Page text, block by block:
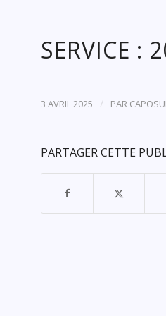
SERVICE :
3 AVRIL 2025 / PAR
PARTAGER CETTE